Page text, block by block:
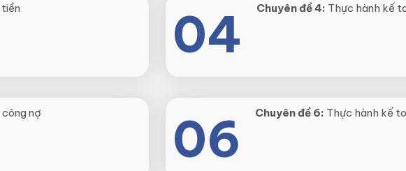
04 Chuyên đề 4: Thực hành kế
nợ 06 Chuyên đề 6: Thực hành kế